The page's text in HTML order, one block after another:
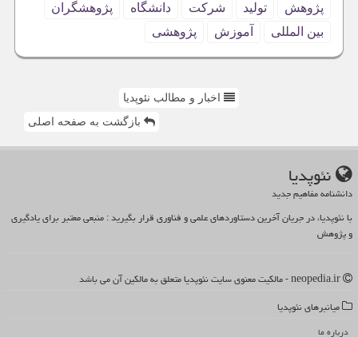
پژوهش تولید شركت دانشگاه
پژوهشگران
بین المللی
آموزش پژوهشی
اخبار و مطالب نئوپدیا
بازگشت به صفحه اصلی
نئوپدیا
دانشنامه مفاهیم جدید
با نئوپدیا، در جریان آخرین دستاوردهای علمی و فناوری قرار بگیرید : منبعی معتبر برای یادگیری
و پژوهش
میانبرهای نئوپدیا
درباره ما